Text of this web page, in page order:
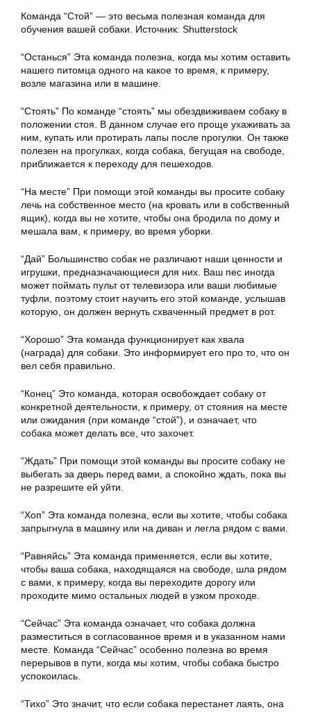
Команда “Стой” — это весьма полезная команда для
обучения вашей собаки. Источник: Shutterstock
“Останься” Эта команда полезна, когда мы хотим оставить
нашего питомца одного на какое то время, к примеру,
возле магазина или в машине.
“Стоять” По команде “стоять” мы обездвиживаем собаку в
положении стоя. В данном случае его проще ухаживать за
ним, купать или протирать лапы после прогулки. Он также
полезен на прогулках, когда собака, бегущая на свободе,
приближается к переходу для пешеходов.
“На месте” При помощи этой команды вы просите собаку
лечь на собственное место (на кровать или в собственный
ящик), когда вы не хотите, чтобы она бродила по дому и
мешала вам, к примеру, во время уборки.
“Дай” Большинство собак не различают наши ценности и
игрушки, предназначающиеся для них. Ваш пес иногда
может поймать пульт от телевизора или ваши любимые
туфли, поэтому стоит научить его этой команде, услышав
которую, он должен вернуть схваченный предмет в рот.
“Хорошо” Эта команда функционирует как хвала
(награда) для собаки. Это информирует его про то, что он
вел себя правильно.
“Конец” Это команда, которая освобождает собаку от
конкретной деятельности, к примеру, от стояния на месте
или ожидания (при команде “стой”), и означает, что
собака может делать все, что захочет.
“Ждать” При помощи этой команды вы просите собаку не
выбегать за дверь перед вами, а спокойно ждать, пока вы
не разрешите ей уйти.
“Хоп” Эта команда полезна, если вы хотите, чтобы собака
запрыгнула в машину или на диван и легла рядом с вами.
“Равняйсь” Эта команда применяется, если вы хотите,
чтобы ваша собака, находящаяся на свободе, шла рядом
с вами, к примеру, когда вы переходите дорогу или
проходите мимо остальных людей в узком проходе.
“Сейчас” Эта команда означает, что собака должна
разместиться в согласованное время и в указанном нами
месте. Команда “Сейчас” особенно полезна во время
перерывов в пути, когда мы хотим, чтобы собака быстро
успокоилась.
“Тихо” Это значит, что если собака перестанет лаять, она